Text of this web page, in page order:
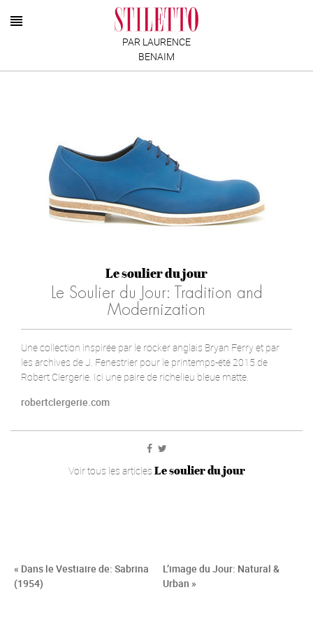
PAR LAURENCE
BENAIM
Le soulier du jour
Le Soulier du Jour: Tradition and
Modernization
Une collection inspirée par le rocker anglais Bryan Ferry et par
les archives de J. Fenestrier pour le printemps-été 2015 de
Robert Clergerie. Ici une paire de richelieu bleue matte.
robertclergerie.com
Voir tous les articles Le soulier du jour
« Dans le Vestiaire de: Sabrina
(1954)
L’image du Jour: Natural &
Urban »